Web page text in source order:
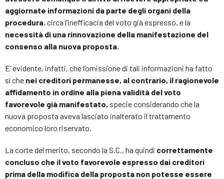
aggiornate informazioni da parte degli organi della
procedura, circa l’inefficacia del voto già espresso, e la
necessità di una rinnovazione della manifestazione del
consenso alla nuova proposta.
E’ evidente, infatti, che l’omissione di tali informazioni ha fatto
sì che nei creditori permanesse, al contrario, il ragionevole
affidamento in ordine alla piena validità del voto
favorevole già manifestato, specie considerando che la
nuova proposta aveva lasciato inalterato il trattamento
economico loro riservato.
La corte del merito, secondo la S.C., ha quindi correttamente
concluso che il voto favorevole espresso dai creditori
prima della modifica della proposta non potesse essere